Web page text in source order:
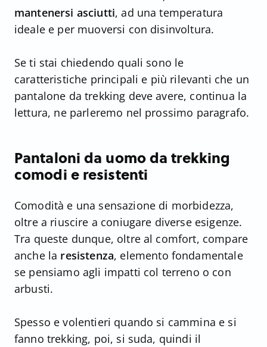
mantenersi asciutti, ad una temperatura
ideale e per muoversi con disinvoltura.
Se ti stai chiedendo quali sono le
caratteristiche principali e più rilevanti che un
pantalone da trekking deve avere, continua la
lettura, ne parleremo nel prossimo paragrafo.
Pantaloni da uomo da trekking
comodi e resistenti
Comodità e una sensazione di morbidezza,
oltre a riuscire a coniugare diverse esigenze.
Tra queste dunque, oltre al comfort, compare
anche la resistenza, elemento fondamentale
se pensiamo agli impatti col terreno o con
arbusti.
Spesso e volentieri quando si cammina e si
fanno trekking, poi, si suda, quindi il